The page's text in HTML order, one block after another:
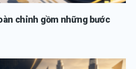
chỉnh gồm những bước